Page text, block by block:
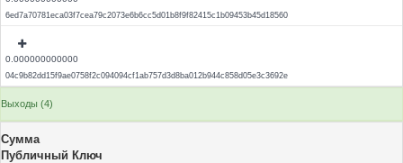
6ed7a70781eca03f7cea79c2073e6b6cc5d01b8f9f82415c1b09453b45d18560
0.000000000000
04c9b82dd15f9ae0758f2c094094cf1ab757d3d8ba012b944c858d05e3c3692e
Выходы (4)
Сумма
Публичный Ключ